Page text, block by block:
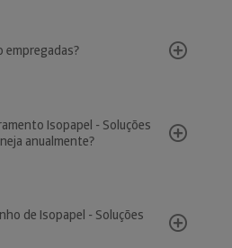
empregadas?
Isopapel - Soluções
anualmente?
de Isopapel - Soluções